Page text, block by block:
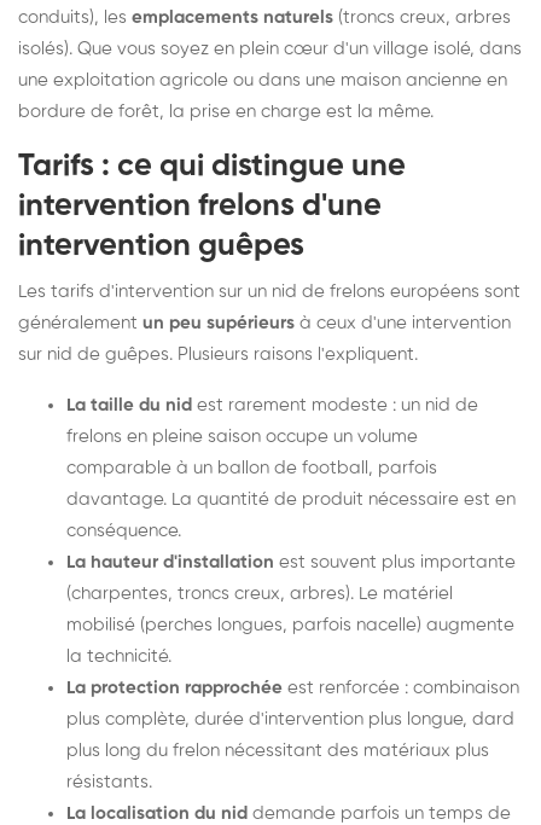
conduits), les emplacements naturels (troncs creux, arbres
isolés). Que vous soyez en plein cœur d'un village isolé, dans
une exploitation agricole ou dans une maison ancienne en
bordure de forêt, la prise en charge est la même.
Tarifs : ce qui distingue une
intervention frelons d'une
intervention guêpes
Les tarifs d'intervention sur un nid de frelons européens sont
généralement un peu supérieurs à ceux d'une intervention
sur nid de guêpes. Plusieurs raisons l'expliquent.
La taille du nid est rarement modeste : un nid de
frelons en pleine saison occupe un volume
comparable à un ballon de football, parfois
davantage. La quantité de produit nécessaire est en
conséquence.
La hauteur d'installation est souvent plus importante
(charpentes, troncs creux, arbres). Le matériel
mobilisé (perches longues, parfois nacelle) augmente
la technicité.
La protection rapprochée est renforcée : combinaison
plus complète, durée d'intervention plus longue, dard
plus long du frelon nécessitant des matériaux plus
résistants.
La localisation du nid demande parfois un temps de